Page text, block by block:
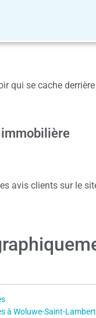
qui se cache derrière
immobilière
avis clients sur le
à Woluwe-Saint-Lambert